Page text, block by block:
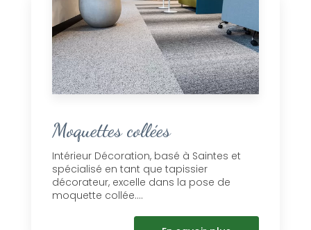
Moquettes collées
Intérieur Décoration, basé à Saintes et
spécialisé en tant que tapissier
décorateur, excelle dans la pose de
moquette collée....